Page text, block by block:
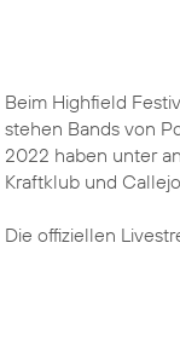
Beim Highfield
stehen Bands von
2022 haben unter
Kraftklub und
Die offiziellen